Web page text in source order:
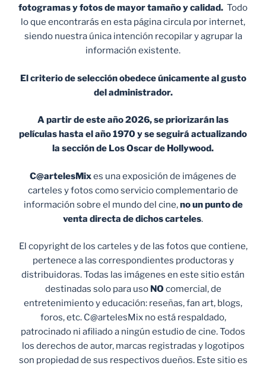
fotogramas y fotos de mayor tamaño y calidad. Todo
lo que encontrarás en esta página circula por internet,
siendo nuestra única intención recopilar y agrupar la
información existente.
El criterio de selección obedece únicamente al gusto
del administrador.
A partir de este año 2026, se priorizarán las
películas hasta el año 1970 y se seguirá actualizando
la sección de Los Oscar de Hollywood.
C@artelesMixes una exposición de imágenes de
carteles y fotos como servicio complementario de
información sobre el mundo del cine,no un punto de
venta directa de dichos carteles.
El copyright de los carteles y de las fotos que contiene,
pertenece a las correspondientes productoras y
distribuidoras. Todas las imágenes en este sitio están
destinadas solo para uso NO comercial, de
entretenimiento y educación: reseñas, fan art, blogs,
foros, etc. C@artelesMix no está respaldado,
patrocinado ni afiliado a ningún estudio de cine. Todos
los derechos de autor, marcas registradas y logotipos
son propiedad de sus respectivos dueños. Este sitio es